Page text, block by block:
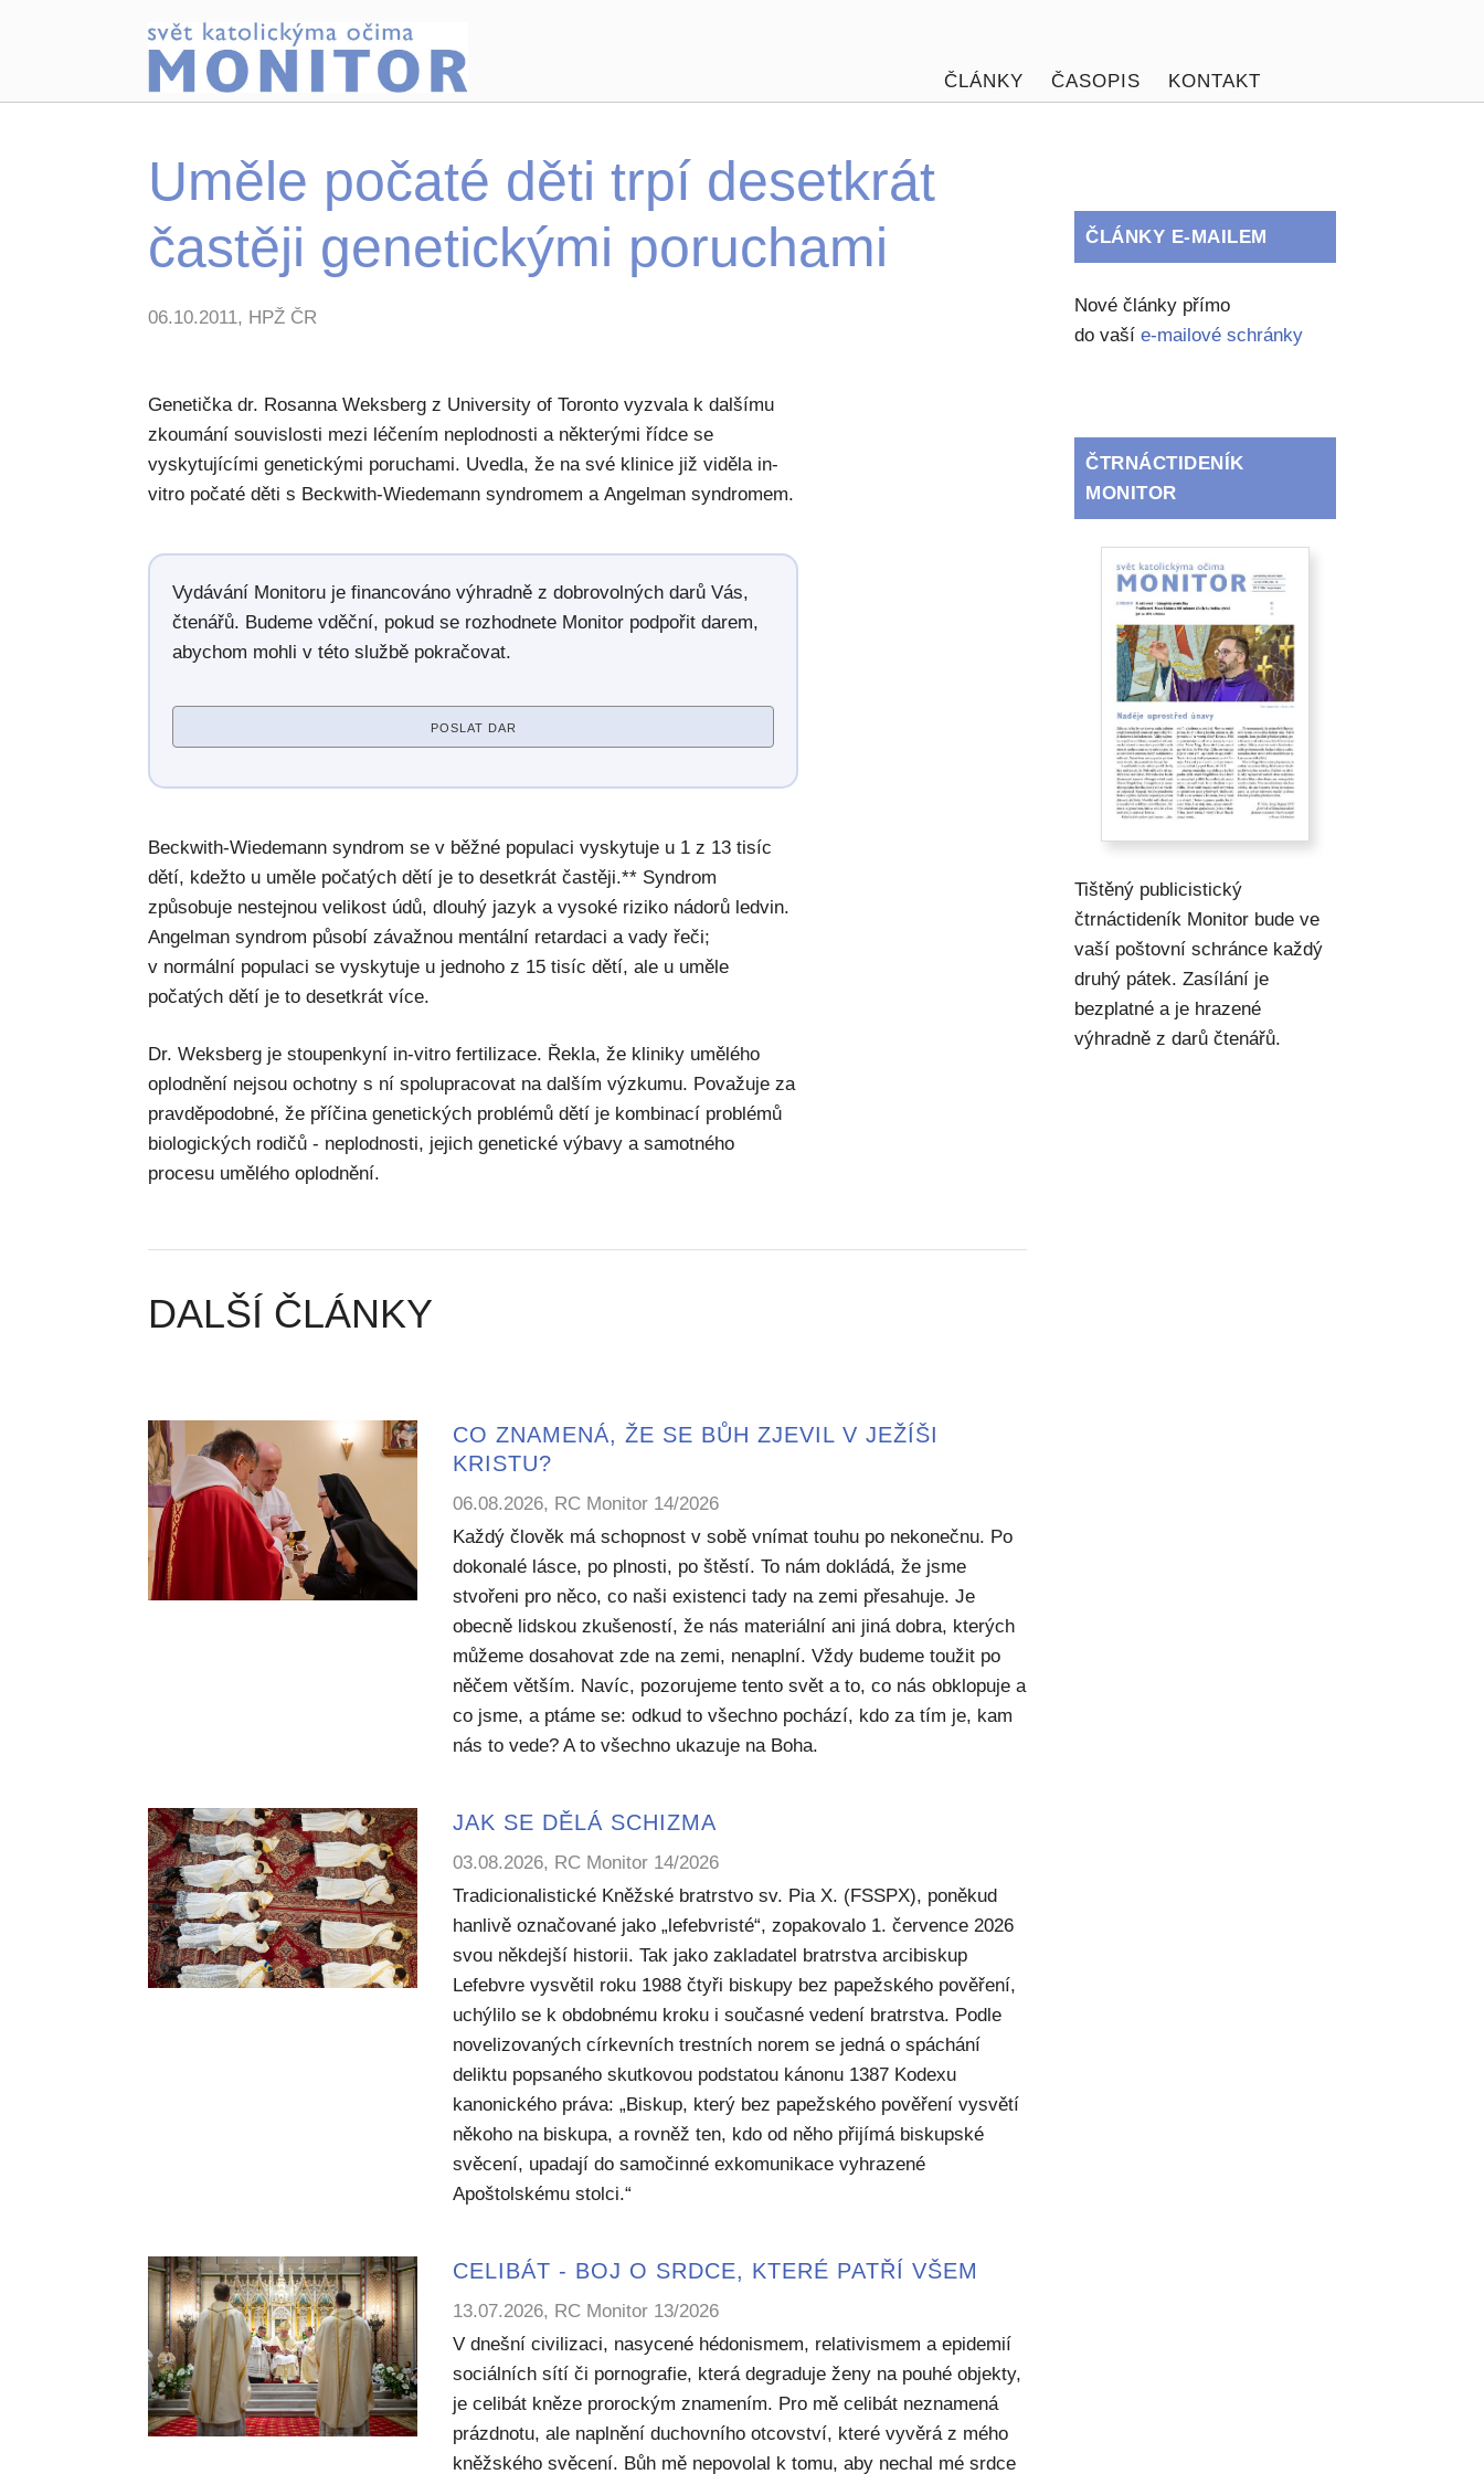
ČLÁNKY ČASOPIS KONTAKT
Uměle počaté děti trpí desetkrát
častěji genetickými poruchami
06.10.2011, HPŽ ČR
Genetička dr. Rosanna Weksberg z University of Toronto vyzvala k dalšímu
zkoumání souvislosti mezi léčením neplodnosti a některými řídce se
vyskytujícími genetickými poruchami. Uvedla, že na své klinice již viděla in-
vitro počaté děti s Beckwith-Wiedemann syndromem a Angelman syndromem.
Vydávání Monitoru je financováno výhradně z dobrovolných darů Vás,
čtenářů. Budeme vděční, pokud se rozhodnete Monitor podpořit darem,
abychom mohli v této službě pokračovat.
POSLAT DAR
Beckwith-Wiedemann syndrom se v běžné populaci vyskytuje u 1 z 13 tisíc
dětí, kdežto u uměle počatých dětí je to desetkrát častěji.** Syndrom
způsobuje nestejnou velikost údů, dlouhý jazyk a vysoké riziko nádorů ledvin.
Angelman syndrom působí závažnou mentální retardaci a vady řeči;
v normální populaci se vyskytuje u jednoho z 15 tisíc dětí, ale u uměle
počatých dětí je to desetkrát více.
Dr. Weksberg je stoupenkyní in-vitro fertilizace. Řekla, že kliniky umělého
oplodnění nejsou ochotny s ní spolupracovat na dalším výzkumu. Považuje za
pravděpodobné, že příčina genetických problémů dětí je kombinací problémů
biologických rodičů - neplodnosti, jejich genetické výbavy a samotného
procesu umělého oplodnění.
DALŠÍ ČLÁNKY
CO ZNAMENÁ, ŽE SE BŮH ZJEVIL V JEŽÍŠI
KRISTU?
06.08.2026, RC Monitor 14/2026
Každý člověk má schopnost v sobě vnímat touhu po nekonečnu. Po
dokonalé lásce, po plnosti, po štěstí. To nám dokládá, že jsme
stvořeni pro něco, co naši existenci tady na zemi přesahuje. Je
obecně lidskou zkušeností, že nás materiální ani jiná dobra, kterých
můžeme dosahovat zde na zemi, nenaplní. Vždy budeme toužit po
něčem větším. Navíc, pozorujeme tento svět a to, co nás obklopuje a
co jsme, a ptáme se: odkud to všechno pochází, kdo za tím je, kam
nás to vede? A to všechno ukazuje na Boha.
JAK SE DĚLÁ SCHIZMA
03.08.2026, RC Monitor 14/2026
Tradicionalistické Kněžské bratrstvo sv. Pia X. (FSSPX), poněkud
hanlivě označované jako „lefebvristé“, zopakovalo 1. července 2026
svou někdejší historii. Tak jako zakladatel bratrstva arcibiskup
Lefebvre vysvětil roku 1988 čtyři biskupy bez papežského pověření,
uchýlilo se k obdobnému kroku i současné vedení bratrstva. Podle
novelizovaných církevních trestních norem se jedná o spáchání
deliktu popsaného skutkovou podstatou kánonu 1387 Kodexu
kanonického práva: „Biskup, který bez papežského pověření vysvětí
někoho na biskupa, a rovněž ten, kdo od něho přijímá biskupské
svěcení, upadají do samočinné exkomunikace vyhrazené
Apoštolskému stolci.“
CELIBÁT - BOJ O SRDCE, KTERÉ PATŘÍ VŠEM
13.07.2026, RC Monitor 13/2026
V dnešní civilizaci, nasycené hédonismem, relativismem a epidemií
sociálních sítí či pornografie, která degraduje ženy na pouhé objekty,
je celibát kněze prorockým znamením. Pro mě celibát neznamená
prázdnotu, ale naplnění duchovního otcovství, které vyvěrá z mého
kněžského svěcení. Bůh mě nepovolal k tomu, aby nechal mé srdce
ČLÁNKY E-MAILEM
Nové články přímo
do vašíe-mailové schránky
ČTRNÁCTIDENÍK
MONITOR
Tištěný publicistický
čtrnáctideník Monitor bude ve
vaší poštovní schránce každý
druhý pátek. Zasílání je
bezplatné a je hrazené
výhradně z darů čtenářů.